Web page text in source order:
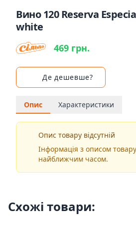
Вино 120 Reserva
white
469 грн.
Де дешевше?
Опис Характеристики
Опис товару відсутній
Інформація з описом
найближчим часом.
Схожі товари: